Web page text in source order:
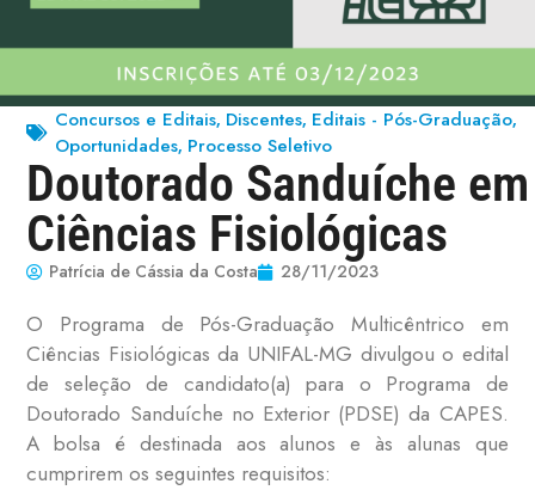
Concursos e Editais, Discentes, Editais - Pós-Graduação,
Oportunidades, Processo Seletivo
Doutorado Sanduíche em
Ciências Fisiológicas
Patrícia de Cássia da Costa 28/11/2023
O Programa de Pós-Graduação Multicêntrico em
Ciências Fisiológicas da UNIFAL-MG divulgou o edital
de seleção de candidato(a) para o Programa de
Doutorado Sanduíche no Exterior (PDSE) da CAPES.
A bolsa é destinada aos alunos e às alunas que
cumprirem os seguintes requisitos: